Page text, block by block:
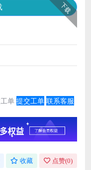
下载
单 提交工单 联系客服
收藏 点赞(0)